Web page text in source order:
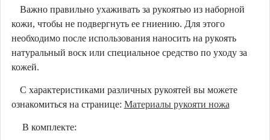
Важно правильно ухаживать за рукоятью из наборной
кожи, чтобы не подвергнуть ее гниению. Для этого
необходимо после использования наносить на рукоять
натуральный воск или специальное средство по уходу за
кожей.
С характеристиками различных рукоятей вы можете
ознакомиться на странице: Материалы рукояти ножа
В комплекте: